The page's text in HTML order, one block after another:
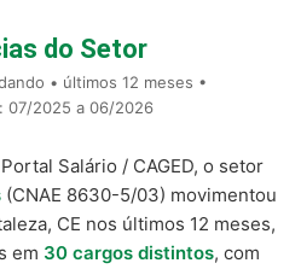
do Setor
• últimos 12 meses •
07/2025 a 06/2026
Salário / CAGED, o setor
(CNAE 8630-5/03) movimentou
CE nos últimos 12 meses,
em 30 cargos distintos, com